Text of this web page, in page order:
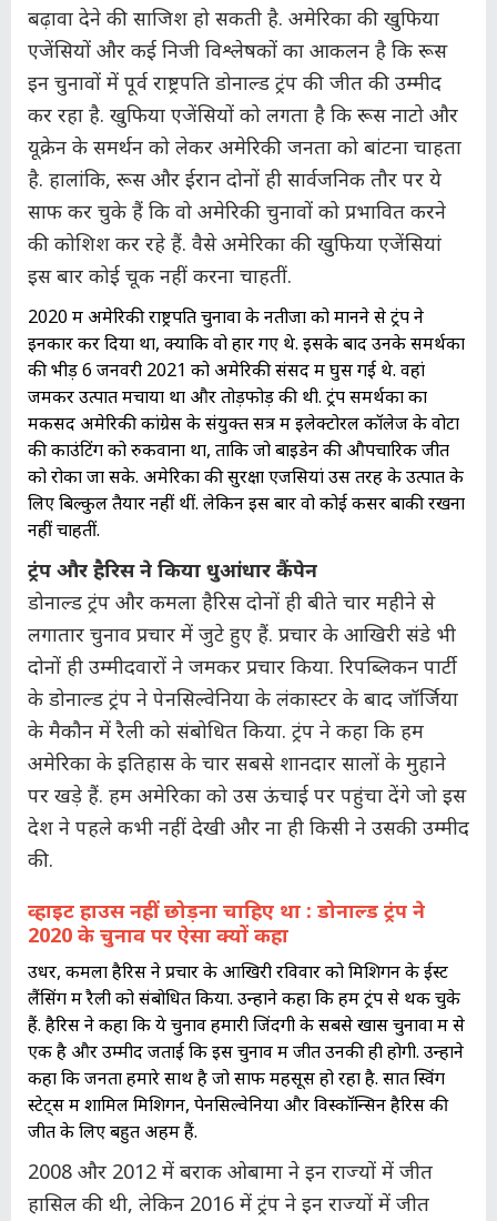
बढ़ावा देने की साजिश हो सकती है. अमेरिका की खुफिया
एजेंसियों और कई निजी विश्लेषकों का आकलन है कि रूस
इन चुनावों में पूर्व राष्ट्रपति डोनाल्ड ट्रंप की जीत की उम्मीद
कर रहा है. खुफिया एजेंसियों को लगता है कि रूस नाटो और
यूक्रेन के समर्थन को लेकर अमेरिकी जनता को बांटना चाहता
है. हालांकि, रूस और ईरान दोनों ही सार्वजनिक तौर पर ये
साफ कर चुके हैं कि वो अमेरिकी चुनावों को प्रभावित करने
की कोशिश कर रहे हैं. वैसे अमेरिका की खुफिया एजेंसियां
इस बार कोई चूक नहीं करना चाहतीं.
2020 में अमेरिकी राष्ट्रपति चुनावों के नतीजों को मानने से ट्रंप ने
इनकार कर दिया था, क्योंकि वो हार गए थे. इसके बाद उनके समर्थकों
की भीड़ 6 जनवरी 2021 को अमेरिकी संसद में घुस गई थे. वहां
जमकर उत्पात मचाया था और तोड़फोड़ की थी. ट्रंप समर्थकों का
मकसद अमेरिकी कांग्रेस के संयुक्त सत्र में इलेक्टोरल कॉलेज के वोटों
की काउंटिंग को रुकवाना था, ताकि जो बाइडेन की औपचारिक जीत
को रोका जा सके. अमेरिका की सुरक्षा एजेंसियां उस तरह के उत्पात के
लिए बिल्कुल तैयार नहीं थीं. लेकिन इस बार वो कोई कसर बाकी रखना
नहीं चाहतीं.
ट्रंप और हैरिस ने किया धुआंधार कैंपेन
डोनाल्ड ट्रंप और कमला हैरिस दोनों ही बीते चार महीने से
लगातार चुनाव प्रचार में जुटे हुए हैं. प्रचार के आखिरी संडे भी
दोनों ही उम्मीदवारों ने जमकर प्रचार किया. रिपब्लिकन पार्टी
के डोनाल्ड ट्रंप ने पेनसिल्वेनिया के लंकास्टर के बाद जॉर्जिया
के मैकौन में रैली को संबोधित किया. ट्रंप ने कहा कि हम
अमेरिका के इतिहास के चार सबसे शानदार सालों के मुहाने
पर खड़े हैं. हम अमेरिका को उस ऊंचाई पर पहुंचा देंगे जो इस
देश ने पहले कभी नहीं देखी और ना ही किसी ने उसकी उम्मीद
की.
व्हाइट हाउस नहीं छोड़ना चाहिए था : डोनाल्ड ट्रंप ने
2020 के चुनाव पर ऐसा क्यों कहा
उधर, कमला हैरिस ने प्रचार के आखिरी रविवार को मिशिगन के ईस्ट
लैंसिंग में रैली को संबोधित किया. उन्होंने कहा कि हम ट्रंप से थक चुके
हैं. हैरिस ने कहा कि ये चुनाव हमारी जिंदगी के सबसे खास चुनावों में से
एक है और उम्मीद जताई कि इस चुनाव में जीत उनकी ही होगी. उन्होंने
कहा कि जनता हमारे साथ है जो साफ महसूस हो रहा है. सात स्विंग
स्टेट्स में शामिल मिशिगन, पेनसिल्वेनिया और विस्कॉन्सिन हैरिस की
जीत के लिए बहुत अहम हैं.
2008 और 2012 में बराक ओबामा ने इन राज्यों में जीत
हासिल की थी, लेकिन 2016 में ट्रंप ने इन राज्यों में जीत